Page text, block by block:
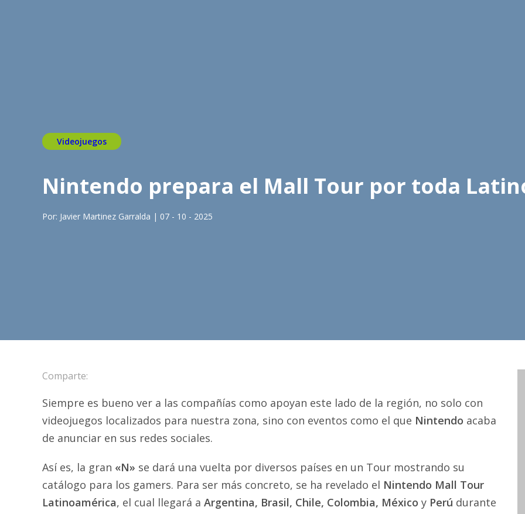
Videojuegos
Nintendo prepara el Mall Tour por toda
Por: Javier Martinez Garralda | 07 - 10 - 2025
Comparte:
Siempre es bueno ver a las compañías como apoyan este lado de la región, no solo con
videojuegos localizados para nuestra zona, sino con eventos como el que Nintendo acaba
de anunciar en sus redes sociales.
Así es, la gran «N» se dará una vuelta por diversos países en un Tour mostrando su
catálogo para los gamers. Para ser más concreto, se ha revelado el Nintendo Mall Tour
Latinoamérica, el cual llegará a Argentina, Brasil, Chile, Colombia, México y Perú durante